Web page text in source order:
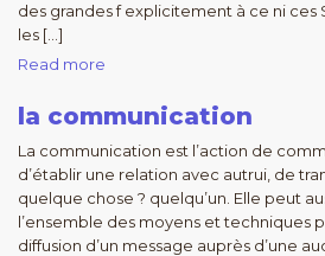
des grandes f explicitement à ce ni ces
les […]
Read more
la communication
La communication est l’action de
d’établir une relation avec autrui, de
quelque chose ? quelqu’un. Elle peut
l’ensemble des moyens et techniques
diffusion d’un message auprès d’une